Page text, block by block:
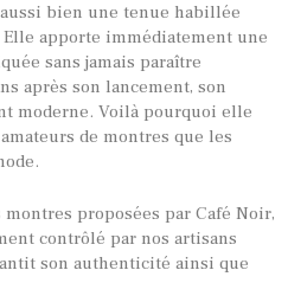
bien une tenue habillée
apporte immédiatement une
sans jamais paraître
après son lancement, son
moderne. Voilà pourquoi elle
de montres que les
proposées par Café Noir,
contrôlé par nos artisans
son authenticité ainsi que